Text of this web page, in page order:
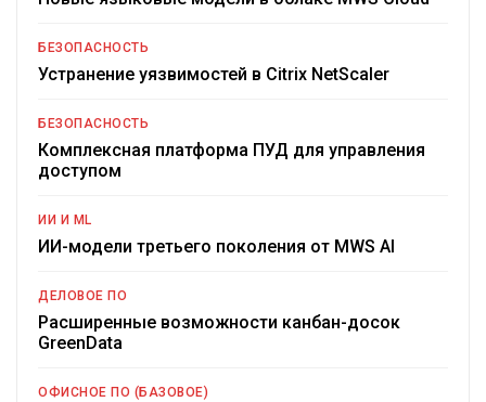
БЕЗОПАСНОСТЬ
Устранение уязвимостей в Citrix NetScaler
БЕЗОПАСНОСТЬ
Комплексная платформа ПУД для управления
доступом
ИИ И ML
ИИ-модели третьего поколения от MWS AI
ДЕЛОВОЕ ПО
Расширенные возможности канбан-досок
GreenData
ОФИСНОЕ ПО (БАЗОВОЕ)